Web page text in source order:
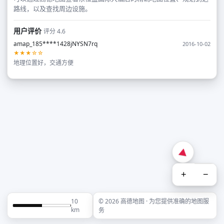
路线，以及查找周边设施。
用户评价评分 4.6
amap_185****1428jNYSN7rq
2016-10-02
★★★☆☆
地理位置好，交通方便
+ −
10
km
© 2026 高德地图 · 为您提供准确的地图服
务